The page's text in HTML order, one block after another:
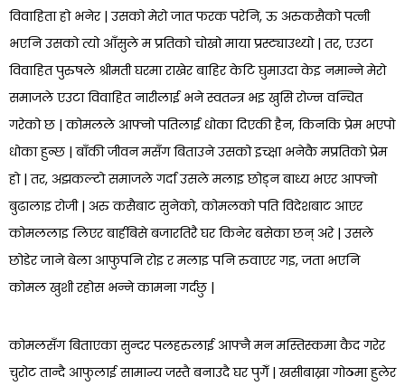
विवाहिता हो भनेर | उसको मेरो जात फरक परेनि, ऊ अरुकसैको पत्नी
भएनि उसको त्यो आँसुले म प्रतिको चोखो माया प्रस्ट्याउथ्यो | तर, एउटा
विवाहित पुरुषले श्रीमती घरमा राखेर बाहिर केटि घुमाउदा केइ नमान्ने मेरो
समाजले एउटा विवाहित नारीलाई भने स्वतन्त्र भइ खुसि रोज्न वन्चित
गरेको छ | कोमलले आफ्नो पतिलाई धोका दिएकी हैन, किनकि प्रेम भएपो
धोका हुन्छ | बाँकी जीवन मसँग बिताउने उसको इच्क्षा भनेकै मप्रतिको प्रेम
हो | तर, अझकल्टो समाजले गर्दा उसले मलाइ छोड्न बाध्य भएर आफ्नो
बुढालाइ रोजी | अरु कसैबाट सुनेको, कोमलको पति विदेशबाट आएर
कोमललाइ लिएर बार्हबिसे बजारतिरै घर किनेर बसेका छन् अरे | उसले
छोडेर जाने बेला आफुपनि रोइ र मलाइ पनि रुवाएर गइ, जता भएनि
कोमल खुशी रहोस भन्ने कामना गर्दछु |
कोमलसँग बिताएका सुन्दर पलहरुलाई आफ्नै मन मस्तिस्कमा कैद गरेर
चुरोट तान्दै आफुलाई सामान्य जस्तै बनाउदै घर पुगेँ | खसीबाख्रा गोठमा हुलेर